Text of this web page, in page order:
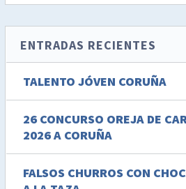
ENTRADAS RECIENTES
TALENTO JÓVEN CORUÑA
26 CONCURSO OREJA DE
2026 A CORUÑA
FALSOS CHURROS CON